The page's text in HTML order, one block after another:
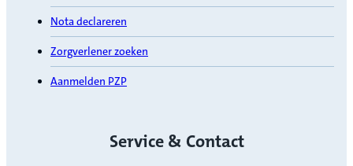
Nota declareren
Zorgverlener zoeken
Aanmelden PZP
Service & Contact